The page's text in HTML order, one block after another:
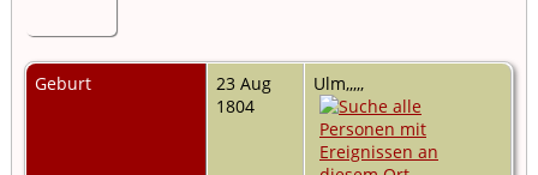
Geburt
23 Aug
1804
Ulm,,,,,